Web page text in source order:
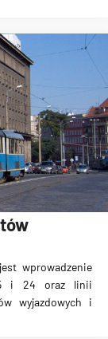
wprowadzenie
i 24 oraz linii
wyjazdowych i